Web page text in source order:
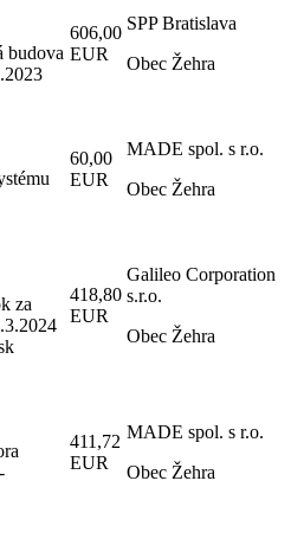
budova
606,00
EUR
SPP Bratislava
Obec Žehra
60,00
EUR
MADE spol. s r.o.
Obec Žehra
za
418,80
EUR
Galileo Corporation
s.r.o.
Obec Žehra
411,72
EUR
MADE spol. s r.o.
Obec Žehra